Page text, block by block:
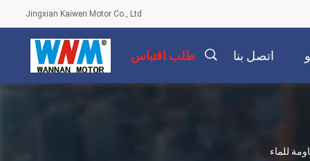
Jingxian Kaiwen Motor Co., Ltd
اتصل بنا طلب اقتباس